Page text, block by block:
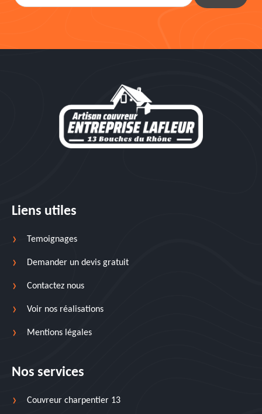
Liens utiles
Temoignages
Demander un devis gratuit
Contactez nous
Voir nos réalisations
Mentions légales
Nos services
Couvreur charpentier 13